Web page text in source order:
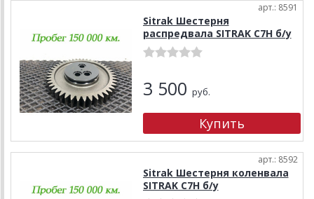
арт.: 8591
Sitrak Шестерня
распредвала SITRAK C7H б/у
3 500 руб.
арт.: 8592
Sitrak Шестерня коленвала
SITRAK C7H б/у